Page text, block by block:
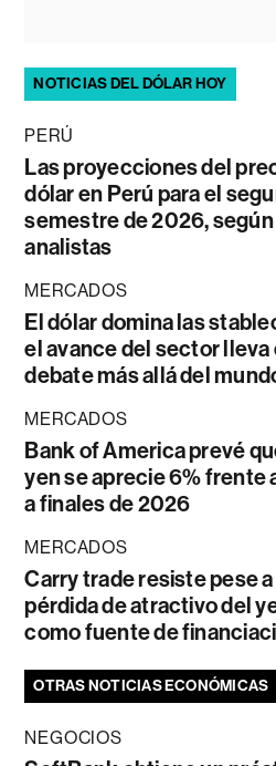
NOTICIAS DEL DÓLAR HOY
PERÚ
Las proyecciones del
dólar en Perú para el
semestre de 2026, según
analistas
MERCADOS
El dólar domina las
el avance del sector lleva
debate más allá del
MERCADOS
Bank of America prevé
yen se aprecie 6% frente
a finales de 2026
MERCADOS
Carry trade resiste pese a
pérdida de atractivo del
como fuente de
OTRAS NOTICIAS ECONÓMICAS
NEGOCIOS